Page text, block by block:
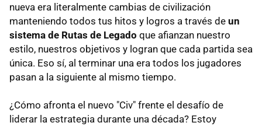
nueva era literalmente cambias de civilización
manteniendo todos tus hitos y logros a través de un
sistema de Rutas de Legado que afianzan nuestro
estilo, nuestros objetivos y logran que cada partida sea
única. Eso sí, al terminar una era todos los jugadores
pasan a la siguiente al mismo tiempo.
¿Cómo afronta el nuevo "Civ" frente el desafío de
liderar la estrategia durante una década? Estoy